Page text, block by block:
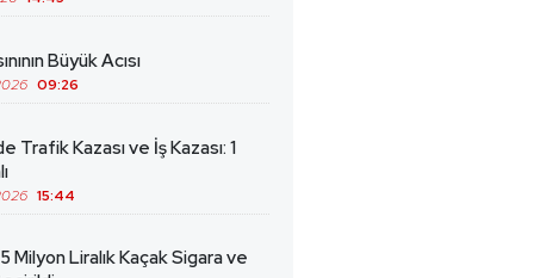
Büyük Acısı
09:26
Trafik Kazası ve İş Kazası: 1
15:44
Milyon Liralık Kaçak Sigara ve